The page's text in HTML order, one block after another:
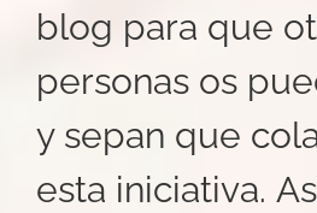
blog para que
personas os
y sepan que
esta iniciativa.